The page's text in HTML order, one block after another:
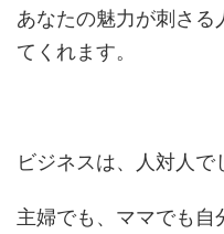
あなたの魅力が刺さる
てくれます。
ビジネスは、人対人で
主婦でも、ママでも自